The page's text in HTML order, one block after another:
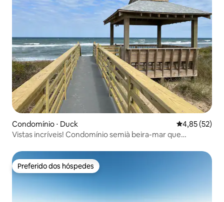
Condomínio ⋅ Duck 4,85 de uma
4,85 (52)
Vistas incríveis! Condomínio semià beira-mar que
Preferido dos hóspedes
Preferido dos hóspedes